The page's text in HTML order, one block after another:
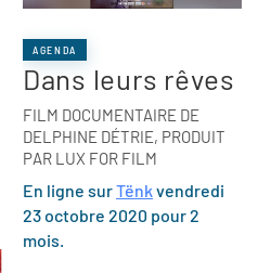
AGENDA
Dans leurs rêves
FILM DOCUMENTAIRE DE
DELPHINE DÉTRIE, PRODUIT
PAR LUX FOR FILM
En ligne surTënkvendredi
23 octobre 2020 pour 2
mois.